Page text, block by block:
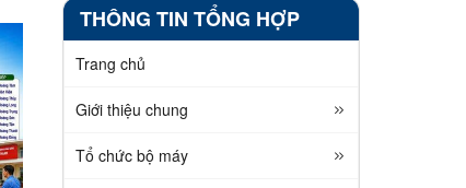
THÔNG TIN TỔNG HỢP
Trang chủ
Giới thiệu chung
Tổ chức bộ máy